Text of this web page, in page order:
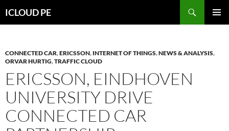
hacia
ICLOUD PE
CONNECTED CAR,ERICSSON, INTERNET OF THINGS,NEWS & ANALYSIS,
ORVAR HURTIG,TRAFFIC CLOUD
ERICSSON, EINDHOVEN
UNIVERSITY DRIVE
CONNECTED CAR